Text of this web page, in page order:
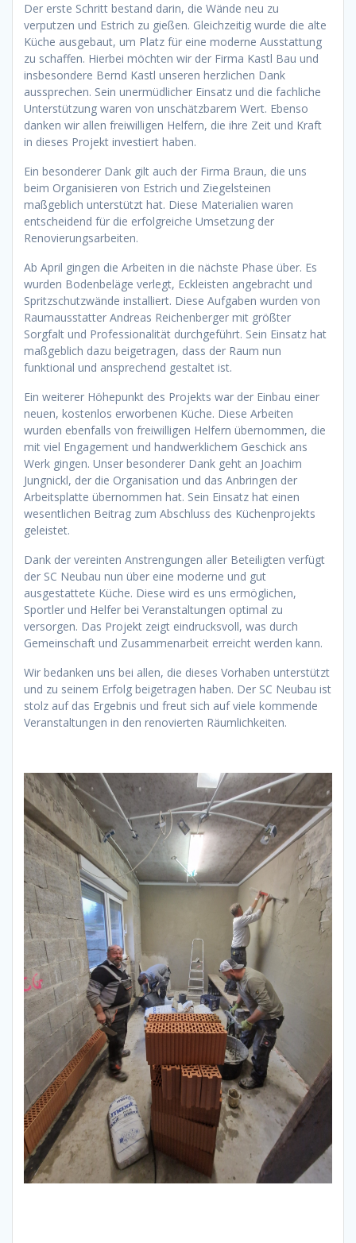
Der erste Schritt bestand darin, die Wände neu zu
verputzen und Estrich zu gießen. Gleichzeitig wurde die alte
Küche ausgebaut, um Platz für eine moderne Ausstattung
zu schaffen. Hierbei möchten wir der Firma Kastl Bau und
insbesondere Bernd Kastl unseren herzlichen Dank
aussprechen. Sein unermüdlicher Einsatz und die fachliche
Unterstützung waren von unschätzbarem Wert. Ebenso
danken wir allen freiwilligen Helfern, die ihre Zeit und Kraft
in dieses Projekt investiert haben.
Ein besonderer Dank gilt auch der Firma Braun, die uns
beim Organisieren von Estrich und Ziegelsteinen
maßgeblich unterstützt hat. Diese Materialien waren
entscheidend für die erfolgreiche Umsetzung der
Renovierungsarbeiten.
Ab April gingen die Arbeiten in die nächste Phase über. Es
wurden Bodenbeläge verlegt, Eckleisten angebracht und
Spritzschutzwände installiert. Diese Aufgaben wurden von
Raumausstatter Andreas Reichenberger mit größter
Sorgfalt und Professionalität durchgeführt. Sein Einsatz hat
maßgeblich dazu beigetragen, dass der Raum nun
funktional und ansprechend gestaltet ist.
Ein weiterer Höhepunkt des Projekts war der Einbau einer
neuen, kostenlos erworbenen Küche. Diese Arbeiten
wurden ebenfalls von freiwilligen Helfern übernommen, die
mit viel Engagement und handwerklichem Geschick ans
Werk gingen. Unser besonderer Dank geht an Joachim
Jungnickl, der die Organisation und das Anbringen der
Arbeitsplatte übernommen hat. Sein Einsatz hat einen
wesentlichen Beitrag zum Abschluss des Küchenprojekts
geleistet.
Dank der vereinten Anstrengungen aller Beteiligten verfügt
der SC Neubau nun über eine moderne und gut
ausgestattete Küche. Diese wird es uns ermöglichen,
Sportler und Helfer bei Veranstaltungen optimal zu
versorgen. Das Projekt zeigt eindrucksvoll, was durch
Gemeinschaft und Zusammenarbeit erreicht werden kann.
Wir bedanken uns bei allen, die dieses Vorhaben unterstützt
und zu seinem Erfolg beigetragen haben. Der SC Neubau ist
stolz auf das Ergebnis und freut sich auf viele kommende
Veranstaltungen in den renovierten Räumlichkeiten.